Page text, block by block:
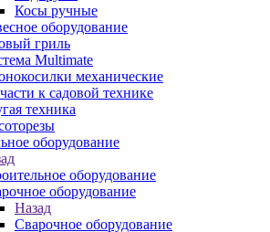
Косы ручные
оборудование
гриль
Multimate
механические
к садовой технике
техника
оборудование
оборудование
оборудование
Назад
Сварочное оборудование